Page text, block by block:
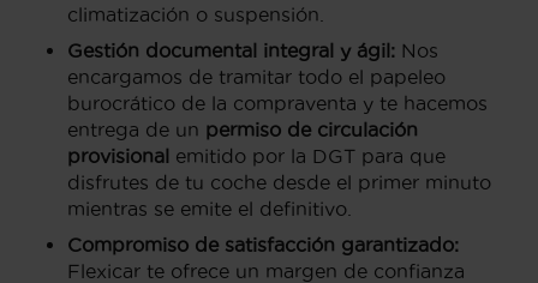
climatización o suspensión.
Gestión documental integral y ágil: Nos
encargamos de tramitar todo el papeleo
burocrático de la compraventa y te hacemos
entrega de un permiso de circulación
provisional emitido por la DGT para que
disfrutes de tu coche desde el primer minuto
mientras se emite el definitivo.
Compromiso de satisfacción garantizado:
Flexicar te ofrece un margen de confianza